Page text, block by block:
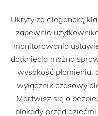
Ukryty za elegancką
zapewnia
monitorowania
dotknięcia można
wysokość
wyłącznik czasowy
Martwisz się o
blokady przed